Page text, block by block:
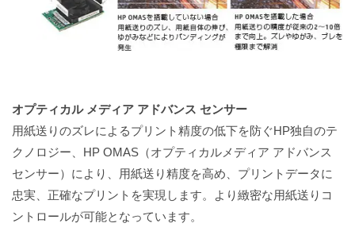
オプティカル メディア アドバンス センサー
用紙送りのズレによるプリント精度の低下を防ぐHP独自のテ
クノロジー、HP OMAS（オプティカルメディア アドバンス
センサー）により、用紙送り精度を高め、プリントデータに
忠実、正確なプリントを実現します。より緻密な用紙送りコ
ントロールが可能となっています。